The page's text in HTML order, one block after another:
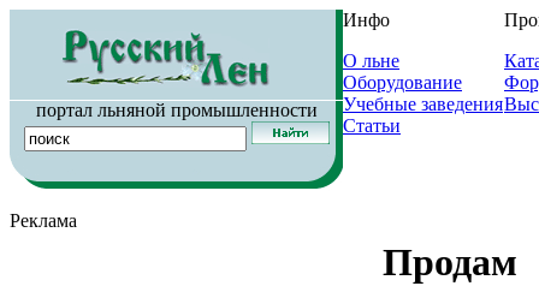
портал льняной промышленности
Инфо
О льне
Оборудование
Учебные заведения
Статьи
Реклама
Продам